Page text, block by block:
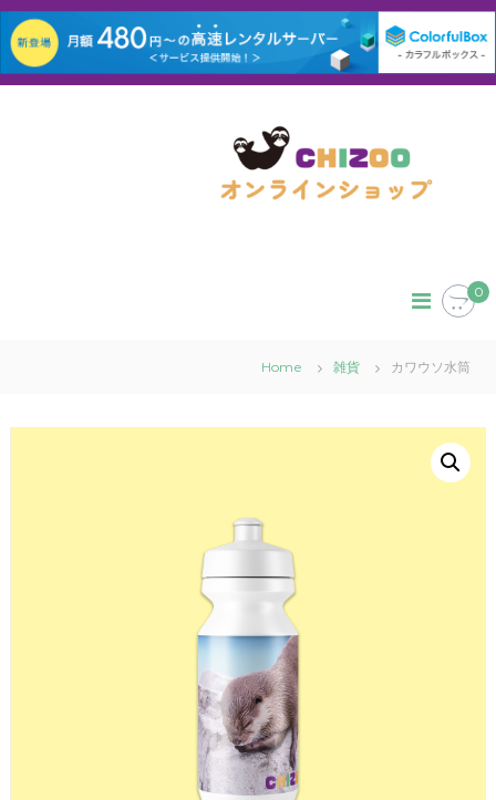
0
Home 雑貨 カワウソ水筒